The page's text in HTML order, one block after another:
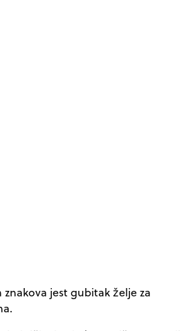
jest gubitak želje za